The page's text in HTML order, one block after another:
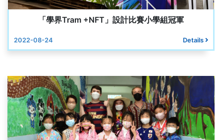
「學界Tram +NFT」設計比賽小學組冠軍
2022-08-24 Details